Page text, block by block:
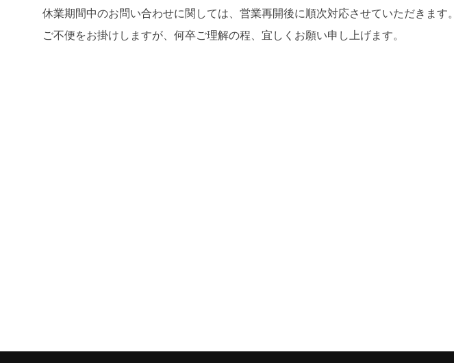
休業期間中のお問い合わせに関しては、営業再開後に順次対応させていただきます。
ご不便をお掛けしますが、何卒ご理解の程、宜しくお願い申し上げます。